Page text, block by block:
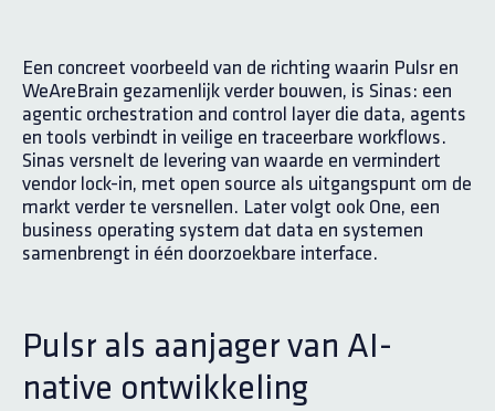
Een concreet voorbeeld van de richting waarin Pulsr en
WeAreBrain gezamenlijk verder bouwen, is Sinas: een
agentic orchestration and control layer die data, agents
en tools verbindt in veilige en traceerbare workflows.
Sinas versnelt de levering van waarde en vermindert
vendor lock-in, met open source als uitgangspunt om de
markt verder te versnellen. Later volgt ook One, een
business operating system dat data en systemen
samenbrengt in één doorzoekbare interface.
Pulsr als aanjager van AI-
native ontwikkeling